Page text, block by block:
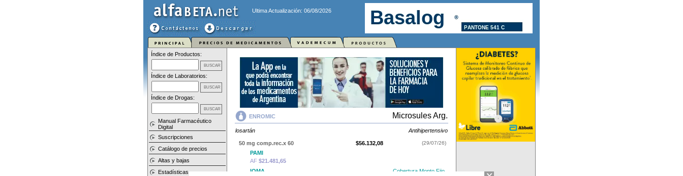
Ultima Actualización: 06/08/2026
Índice de Productos:
Índice de Laboratorios:
Índice de Drogas:
Manual Farmacéutico
Digital
Suscripciones
Catálogo de precios
Altas y bajas
Estadísticas
ENROMIC Microsules Arg.
losartán Antihipertensivo
50 mg comp.rec.x 60 $56.132,08 (29/07/26)
PAMI
AF $21.481,65
IOMA
Cobertura Monto Fijo